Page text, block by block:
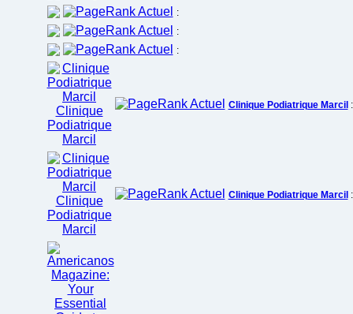
:
:
:
Clinique Podiatrique Marcil
Clinique Podiatrique Marcil